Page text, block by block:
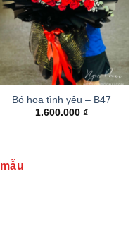
Bó hoa tình yêu – B47
1.600.000 ₫